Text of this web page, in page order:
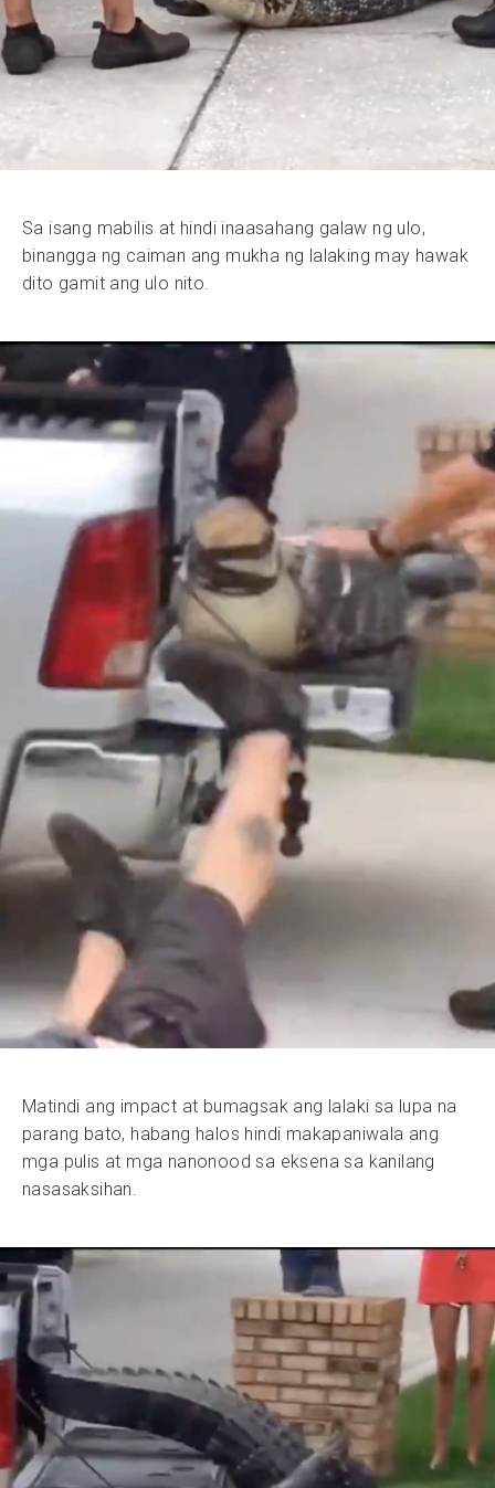
Sa isang mabilis at hindi inaasahang galaw ng ulo,
binangga ng caiman ang mukha ng lalaking may hawak
dito gamit ang ulo nito.
Matindi ang impact at bumagsak ang lalaki sa lupa na
parang bato, habang halos hindi makapaniwala ang
mga pulis at mga nanonood sa eksena sa kanilang
nasasaksihan.